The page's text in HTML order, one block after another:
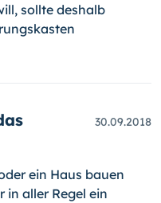
sollte deshalb
30.09.2018
ein Haus bauen
in aller Regel ein